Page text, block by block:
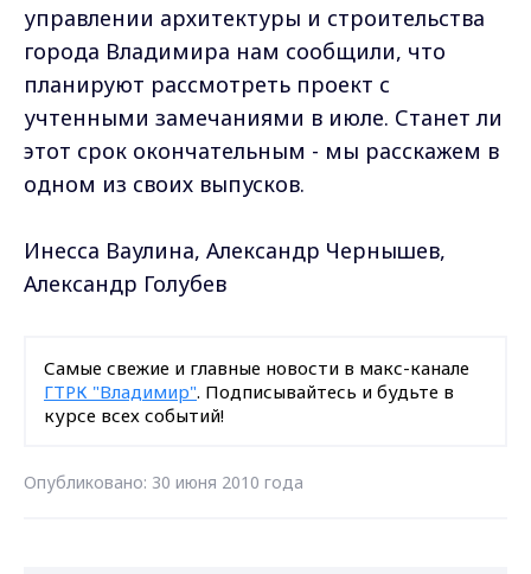
управлении архитектуры и строительства
города Владимира нам сообщили, что
планируют рассмотреть проект с
учтенными замечаниями в июле. Станет ли
этот срок окончательным - мы расскажем в
одном из своих выпусков.
Инесса Ваулина, Александр Чернышев,
Александр Голубев
Самые свежие и главные новости в макс-канале
ГТРК "Владимир". Подписывайтесь и будьте в
курсе всех событий!
Опубликовано: 30 июня 2010 года